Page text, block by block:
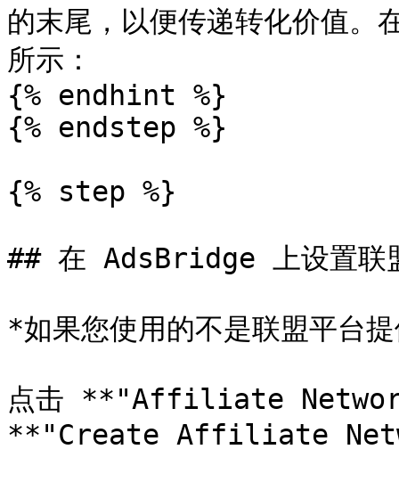
的末尾，以便传递转化价值。
所示：
{% endhint %}
{% endstep %}
{% step %}
## 在 AdsBridge 上设置联
*如果您使用的不是联盟平
点击 **"Affiliate
**"Create Affiliate